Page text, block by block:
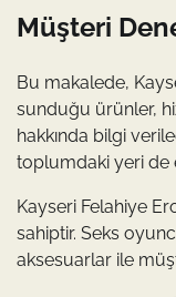
Müşteri
Bu makalede,
sunduğu ürünler,
hakkında bilgi
toplumdaki yeri de
Kayseri Felahiye
sahiptir. Seks
aksesuarlar ile